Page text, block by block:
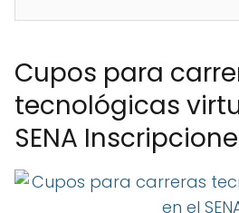
Cupos para
tecnológicas
SENA